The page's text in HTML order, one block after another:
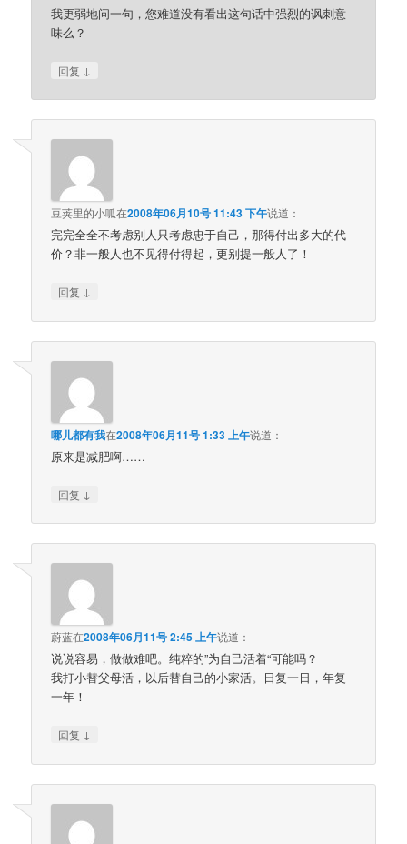
我更弱地问一句，您难道没有看出这句话中强烈的讽刺意
味么？
回复 ↓
豆荚里的小呱在2008年06月10号 11:43 下午说道：
完完全全不考虑别人只考虑忠于自己，那得付出多大的代
价？非一般人也不见得付得起，更别提一般人了！
回复 ↓
哪儿都有我在2008年06月11号 1:33 上午说道：
原来是减肥啊……
回复 ↓
蔚蓝在2008年06月11号 2:45 上午说道：
说说容易，做做难吧。纯粹的”为自己活着“可能吗？
我打小替父母活，以后替自己的小家活。日复一日，年复
一年！
回复 ↓